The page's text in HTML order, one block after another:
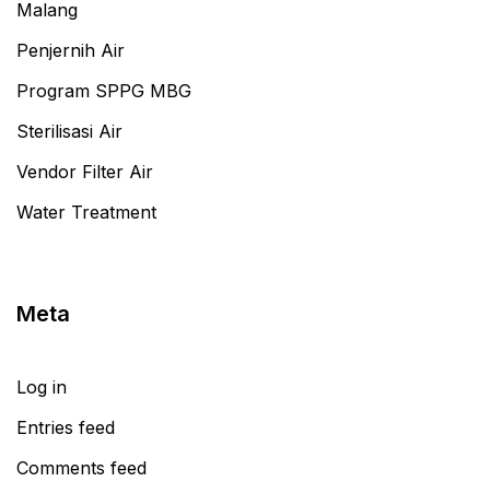
Malang
Penjernih Air
Program SPPG MBG
Sterilisasi Air
Vendor Filter Air
Water Treatment
Meta
Log in
Entries feed
Comments feed